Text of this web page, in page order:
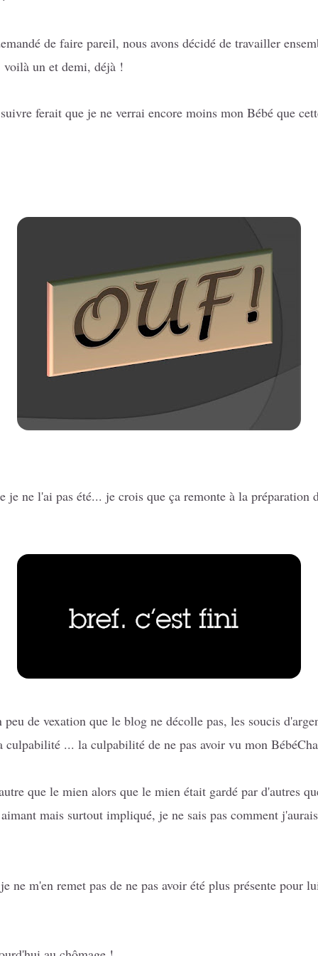
de faire pareil, nous avons décidé de travailler
voilà un et demi, déjà !
ferait que je ne verrai encore moins mon Bébé que
ne l'ai pas été... je crois que ça remonte à la préparation
de vexation que le blog ne décolle pas, les soucis
culpabilité ... la culpabilité de ne pas avoir vu mon
que le mien alors que le mien était gardé par d'autres
mais surtout impliqué, je ne sais pas comment
ne m'en remet pas de ne pas avoir été plus présente pour